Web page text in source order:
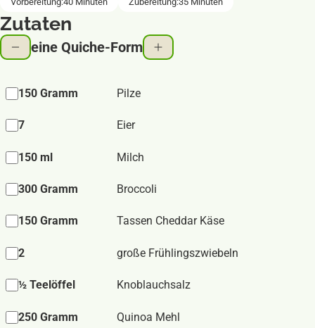
Zutaten
eine Quiche-Form
150 Gramm Pilze
7 Eier
150 ml Milch
300 Gramm Broccoli
150 Gramm Tassen Cheddar Käse
2 große Frühlingszwiebeln
½ Teelöffel Knoblauchsalz
250 Gramm Quinoa Mehl